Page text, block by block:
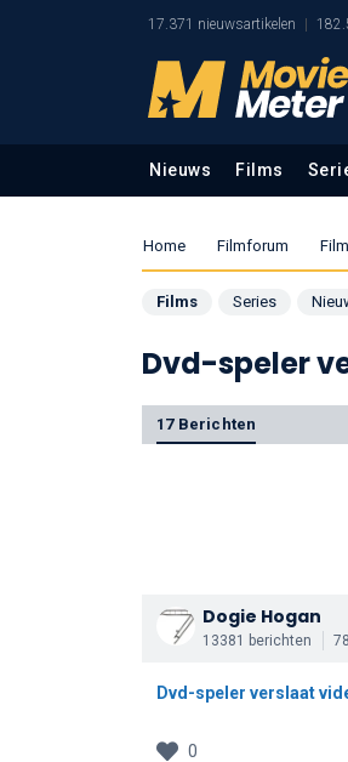
17.371 nieuwsartikelen
Nieuws Films
Home Filmforum
Films Series
Dvd-speler
17 Berichten
Dogie Hogan
13381 berichten
Dvd-speler verslaat
0